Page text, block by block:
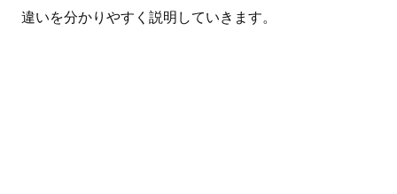
違いを分かりやすく説明していきます。